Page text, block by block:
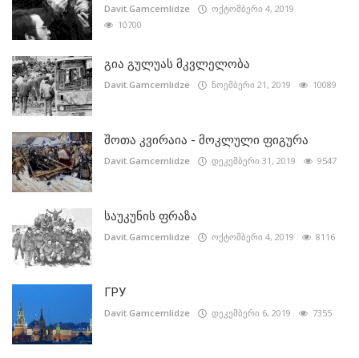
Davit.Gamcemlidze
ოქტომბერი 4, 2019
10700
გია გულუას მკვლელობა
Davit.Gamcemlidze ნოემბერი 21, 2019 10089
შოთა კვირაია - მოკლული ფიგურა
Davit.Gamcemlidze დეკემბერი 31, 2019 9547
საუკუნის ფრაზა
Davit.Gamcemlidze ოქტომბერი 4, 2019 8116
ГРУ
Davit.Gamcemlidze დეკემბერი 6, 2019 7355